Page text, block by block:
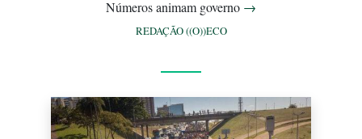
Números animam governo →
REDAÇÃO ((O))ECO